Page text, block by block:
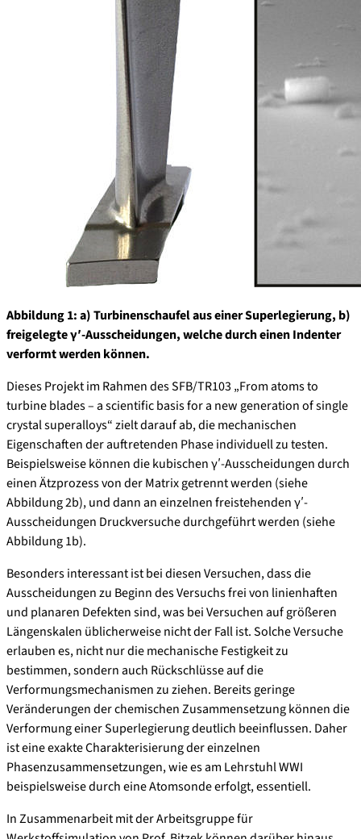
Abbildung1: a) Turbinenschaufel aus einer Superlegierung, b)
freigelegte γʹ-Ausscheidungen, welche durch einen Indenter
verformt werden können.
Dieses Projekt im Rahmen des SFB/TR103 „From atoms to
turbine blades – a scientific basis for a new generation of single
crystal superalloys“ zielt darauf ab, die mechanischen
Eigenschaften der auftretenden Phase individuell zu testen.
Beispielsweise können die kubischen γʹ-Ausscheidungen durch
einen Ätzprozess von der Matrix getrennt werden (siehe
Abbildung 2b), und dann an einzelnen freistehenden γʹ-
Ausscheidungen Druckversuche durchgeführt werden (siehe
Abbildung 1b).
Besonders interessant ist bei diesen Versuchen, dass die
Ausscheidungen zu Beginn des Versuchs frei von linienhaften
und planaren Defekten sind, was bei Versuchen auf größeren
Längenskalen üblicherweise nicht der Fall ist. Solche Versuche
erlauben es, nicht nur die mechanische Festigkeit zu
bestimmen, sondern auch Rückschlüsse auf die
Verformungsmechanismen zu ziehen. Bereits geringe
Veränderungen der chemischen Zusammensetzung können die
Verformung einer Superlegierung deutlich beeinflussen. Daher
ist eine exakte Charakterisierung der einzelnen
Phasenzusammensetzungen, wie es am Lehrstuhl WWI
beispielsweise durch eine Atomsonde erfolgt, essentiell.
In Zusammenarbeit mit der Arbeitsgruppe für